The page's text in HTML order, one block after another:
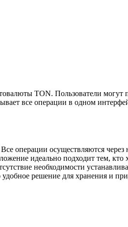
TON. Пользователи могут
все операции в одном
операции осуществляются
идеально подходит тем, кто
необходимости
решение для хранения и